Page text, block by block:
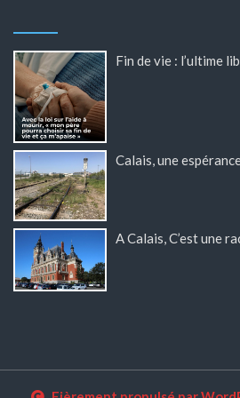
Fin de vie : l’ultime
Calais, une
A Calais, C’est une